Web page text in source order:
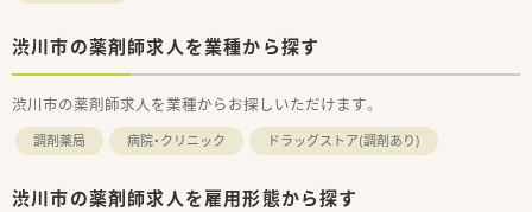
渋川市の薬剤師求人を業種から探す
渋川市の薬剤師求人を業種からお探しいただけます。
調剤薬局 病院・クリニック ドラッグストア(調剤あり)
渋川市の薬剤師求人を雇用形態から探す